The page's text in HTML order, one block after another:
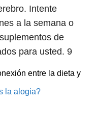
Intente
a la semana o
de
para usted. 9
entre la dieta y
la alogia?